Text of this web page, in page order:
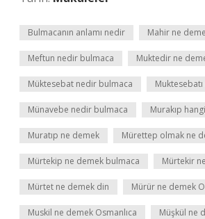
Bulmacanın anlamı nedir Mahir ne
Meftun nedir bulmaca Muktedir ne
Müktesebat nedir bulmaca
Münavebe nedir bulmaca Murakıp
Muratıp ne demek Mürettep olmak ne
Mürtekip ne demek bulmaca Mürtekir
Mürtet ne demek din Mürür ne demek
Muskil ne demek Osmanlıca Müşkül ne